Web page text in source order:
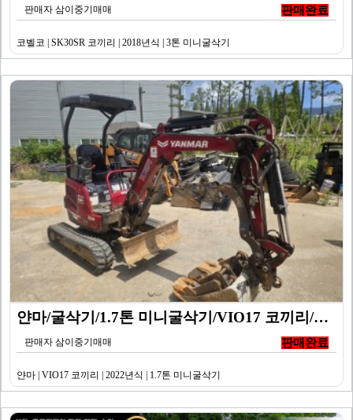
판매자 삼이중기매매 판매완료
코벨코 | SK30SR 코끼리 | 2018년식 | 3톤 미니굴삭기
얀마/굴삭기/1.7톤 미니굴삭기/VIO17 코끼리/20…
판매자 삼이중기매매 판매완료
얀마 | VIO17 코끼리 | 2022년식 | 1.7톤 미니굴삭기